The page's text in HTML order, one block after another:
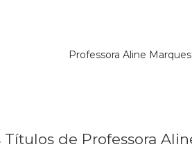
Professora Aline
Títulos de Professora